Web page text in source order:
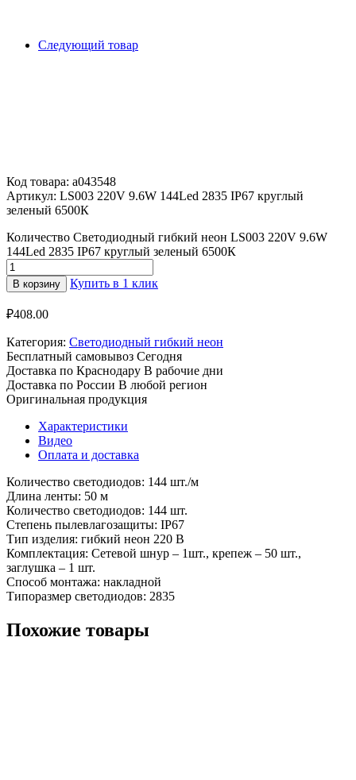
Следующий товар
Код товара: a043548
Артикул: LS003 220V 9.6W 144Led 2835 IP67 круглый
зеленый 6500К
Количество Светодиодный гибкий неон LS003 220V 9.6W
144Led 2835 IP67 круглый зеленый 6500К
В корзину Купить в 1 клик
₽408.00
Категория: Светодиодный гибкий неон
Бесплатный самовывоз Сегодня
Доставка по Краснодару В рабочие дни
Доставка по России В любой регион
Оригинальная продукция
Характеристики
Видео
Оплата и доставка
Количество светодиодов: 144 шт./м
Длина ленты: 50 м
Количество светодиодов: 144 шт.
Степень пылевлагозащиты: IP67
Тип изделия: гибкий неон 220 В
Комплектация: Сетевой шнур – 1шт., крепеж – 50 шт.,
заглушка – 1 шт.
Способ монтажа: накладной
Типоразмер светодиодов: 2835
Похожие товары